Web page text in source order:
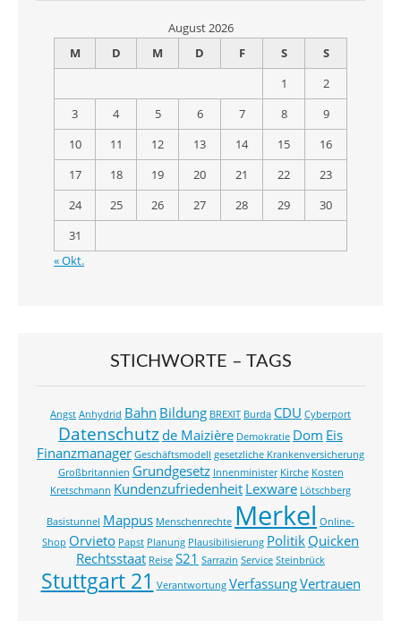
August 2026
M
D M D F S
S
1
2
3
4 5 6 7 8
9
10
11 12 13 14 15
16
17
18 19 20 21 22
23
24
25 26 27 28 29
30
31
« Okt.
STICHWORTE – TAGS
Angst Anhydrid Bahn Bildung BREXIT Burda CDU Cyberport
Datenschutzde Maizière Demokratie Dom Eis
Finanzmanager Geschäftsmodell gesetzliche Krankenversicherung
Großbritannien Grundgesetz Innenminister Kirche Kosten
Kretschmann KundenzufriedenheitLexware Lötschberg
Basistunnel Mappus Menschenrechte Merkel Online-
Shop Orvieto Papst Planung Plausibilisierung PolitikQuicken
Rechtsstaat Reise S21 Sarrazin Service Steinbrück
Stuttgart 21 Verantwortung VerfassungVertrauen